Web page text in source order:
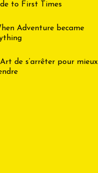
to First Times
Adventure became
de s’arrêter pour mieux